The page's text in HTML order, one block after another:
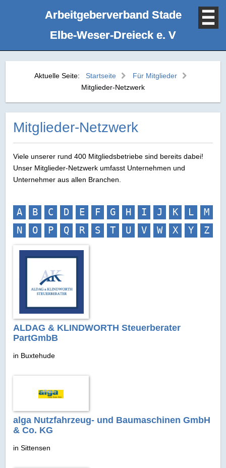
Arbeitgeberverband Stade
Elbe‑Weser‑Dreieck e. V
Aktuelle Seite: Startseite
Für Mitglieder
Mitglieder-Netzwerk
Mitglieder-Netzwerk
Viele unserer rund 400 Mitgliedsbetriebe sind bereits dabei!
Unser Mitglieder-Netzwerk umfasst Unternehmen und
Unternehmer aus allen Branchen.
A B C D E F G H I J K L
M
N
O P Q R S T U V W X Y Z
ALDAG & KLINDWORTH Steuerberater
PartGmbB
in Buxtehude
alga Nutzfahrzeug- und Baumaschinen GmbH
& Co. KG
in Sittensen